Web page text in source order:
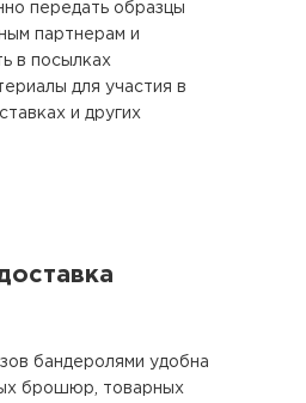
передать образцы
партнерам и
в посылках
для участия в
и других
бандеролями удобна
брошюр, товарных